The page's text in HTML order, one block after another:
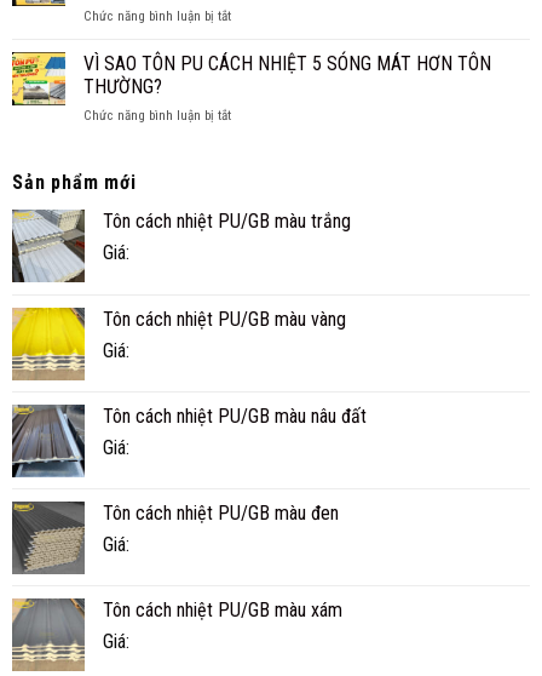
NGHI
CÔNG
THỰC
CÀ
Chức năng bình luận bị tắtở
PANEL
KHÔNG?
BAO
VÌ SAO TÔN PU CÁCH NHIỆT 5 SÓNG MÁT HƠN TÔN
THƯỜNG?
Chức năng bình luận bị tắtở
CÁCH
HƠN
Sản phẩm mới
Tôn cách nhiệt PU/GB màu trắng
Giá:
Tôn cách nhiệt PU/GB màu vàng
Giá:
Tôn cách nhiệt PU/GB màu nâu đất
Giá:
Tôn cách nhiệt PU/GB màu đen
Giá:
Tôn cách nhiệt PU/GB màu xám
Giá: